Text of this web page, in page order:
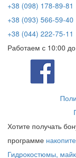
+38 (098) 178-89-81
+38 (093) 566-59-40
+38 (044) 222-75-11
Работаем с 10:00
Хотите получать
программе
Гидрокостюмы,